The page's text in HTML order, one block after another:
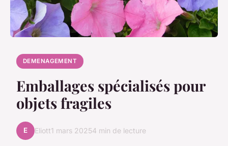
DEMENAGEMENT
Emballages spécialisés pour
objets fragiles
E Eliott1 mars 20254 min de lecture